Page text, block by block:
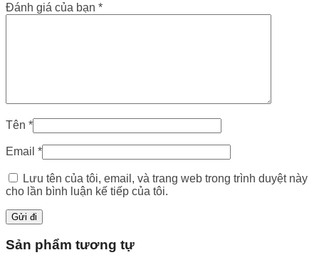
Đánh giá của bạn *
Tên *
Email *
Lưu tên của tôi, email, và trang web trong trình duyệt này
cho lần bình luận kế tiếp của tôi.
Sản phẩm tương tự